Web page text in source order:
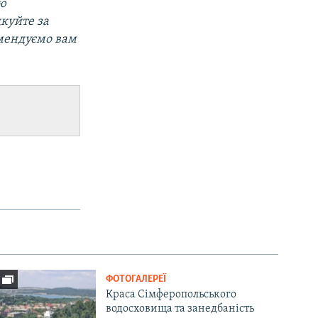
за
вам
ФОТОГАЛЕРЕЇ
Краса Сімферопольського
водосховища та занедбаність